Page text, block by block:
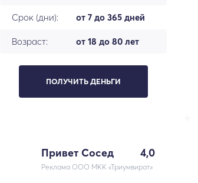
Срок (дни): от 7 до 365 дней
Возраст: от 18 до 80 лет
ПОЛУЧИТЬ ДЕНЬГИ
Привет Сосед 4,0
Реклама ООО МКК «Триумвират»